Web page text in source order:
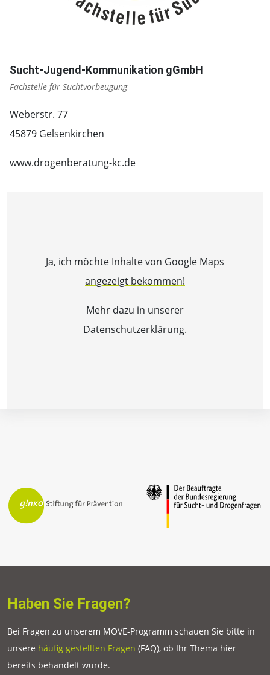
Sucht-Jugend-Kommunikation gGmbH
Fachstelle für Suchtvorbeugung
Weberstr. 77
45879 Gelsenkirchen
www.drogenberatung-kc.de
Ja, ich möchte Inhalte von Google Maps
angezeigt bekommen!
Mehr dazu in unserer
Datenschutzerklärung.
Haben Sie Fragen?
Bei Fragen zu unserem MOVE-Programm schauen Sie bitte in
unsere häufig gestellten Fragen (FAQ), ob Ihr Thema hier
bereits behandelt wurde.